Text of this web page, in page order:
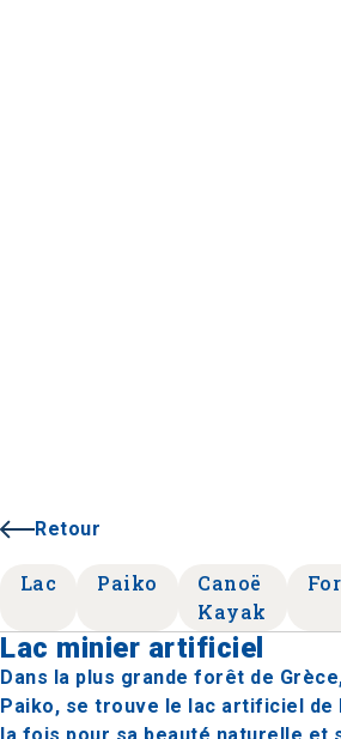
Retour
Lac Paiko
Canoë
Kayak
Lac minier artificiel
Dans la plus grande forêt de
Paiko, se trouve le lac artificiel de
la fois pour sa beauté naturelle et